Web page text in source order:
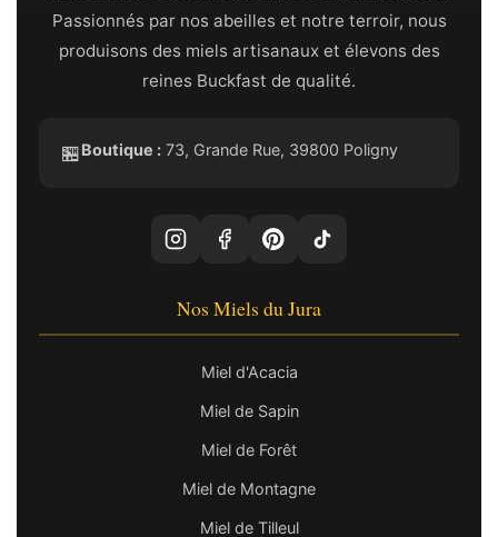
Passionnés par nos abeilles et notre terroir, nous
produisons des miels artisanaux et élevons des
reines Buckfast de qualité.
🏪Boutique : 73, Grande Rue, 39800 Poligny
Nos Miels du Jura
Miel d'Acacia
Miel de Sapin
Miel de Forêt
Miel de Montagne
Miel de Tilleul